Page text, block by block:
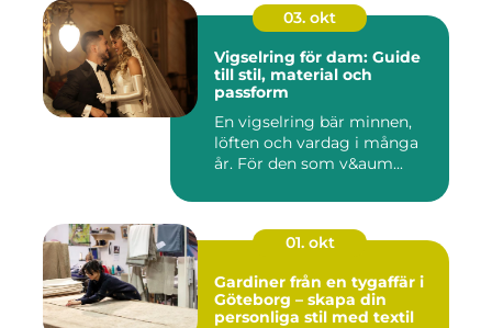
03. okt
Vigselring för dam: Guide
till stil, material och
passform
En vigselring bär minnen,
löften och vardag i många
år. För den som v&aum...
01. okt
Gardiner från en tygaffär i
Göteborg – skapa din
personliga stil med textil